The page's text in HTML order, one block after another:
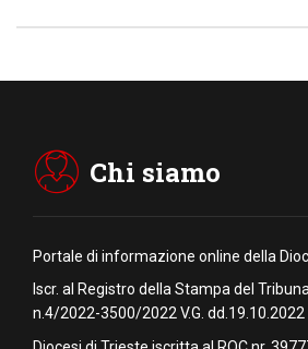
Chi siamo
Portale di informazione online della
Iscr. al Registro della Stampa del
n.4/2022-3500/2022 V.G. dd.19.10.2022